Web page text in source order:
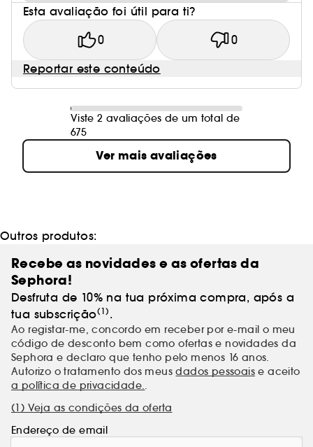
Esta avaliação foi útil para ti?
0 0
Reportar este conteúdo
Viste 2 avaliações de um total de
675
Ver mais avaliações
Outros produtos:
Recebe as novidades e as ofertas da
Sephora!
Desfruta de 10% na tua próxima compra, após a
tua subscrição(1) .
Ao registar-me, concordo em receber por e-mail o meu
código de desconto bem como ofertas e novidades da
Sephora e declaro que tenho pelo menos 16 anos.
Autorizo o tratamento dos meusdados pessoais e aceito
a política de privacidade..
(1) Veja as condições da oferta
Endereço de email